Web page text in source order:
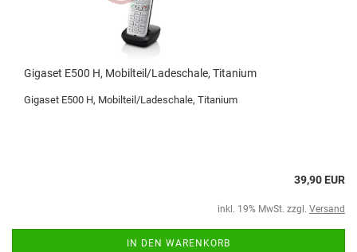
Gigaset E500 H, Mobilteil/Ladeschale, Titanium
Gigaset E500 H, Mobilteil/Ladeschale, Titanium
39,90 EUR
inkl. 19% MwSt. zzgl. Versand
IN DEN WARENKORB